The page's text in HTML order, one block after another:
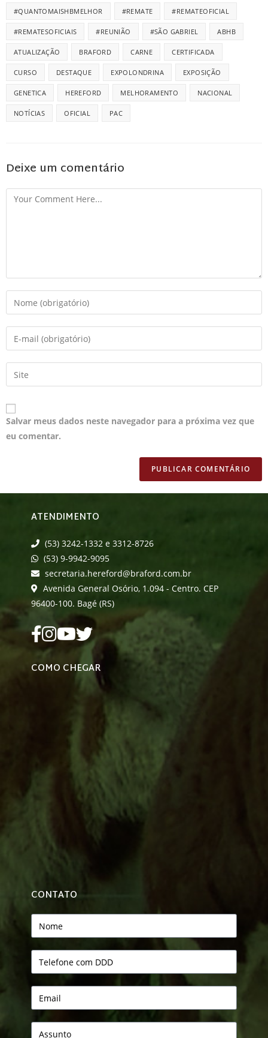
#QUANTOMAISHBMELHOR #REMATE #REMATEOFICIAL
#REMATESOFICIAIS #REUNIÃO #SÃO GABRIEL ABHB
ATUALIZAÇÃO BRAFORD CARNE CERTIFICADA
CURSO DESTAQUE EXPOLONDRINA EXPOSIÇÃO
GENETICA HEREFORD MELHORAMENTO NACIONAL
NOTÍCIAS OFICIAL PAC
Deixe um comentário
Salvar meus dados neste navegador para a próxima vez que
eu comentar.
ATENDIMENTO
(53) 3242-1332 e 3312-8726
(53) 9-9942-9095
secretaria.hereford@braford.com.br
Avenida General Osório, 1.094 - Centro. CEP
96400-100. Bagé (RS)
COMO CHEGAR
CONTATO